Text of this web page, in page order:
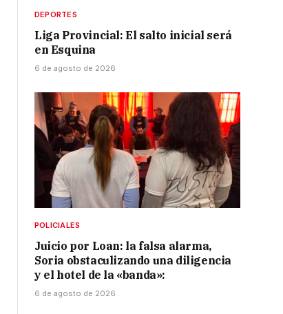
DEPORTES
Liga Provincial: El salto inicial será
en Esquina
6 de agosto de 2026
POLICIALES
Juicio por Loan: la falsa alarma,
Soria obstaculizando una diligencia
y el hotel de la «banda»:
6 de agosto de 2026